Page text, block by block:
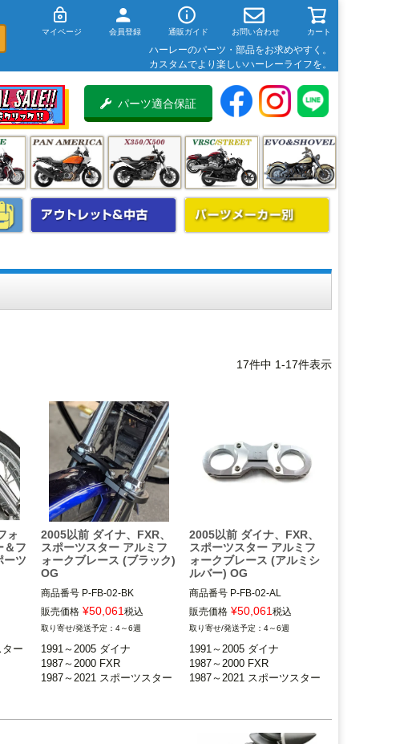
マイページ 会員登録 通販ガイド お問い合わせ カート
ハーレーのパーツ・部品をお求めやすく。
カスタムでより楽しいハーレーライフを。
パーツ適合保証
17件中 1-17件表示
ォ
＆フ
ツ
201
XL
ター
2005以前 ダイナ、FXR、
スポーツスター アルミフ
ォークブレース (ブラック)
OG
商品番号 P-FB-02-BK
販売価格 ¥50,061 税込
4～6週
1991～2005 ダイナ
1987～2000 FXR
1987～2021 スポーツスター
2005以前 ダイナ、FXR、
スポーツスター アルミフ
ォークブレース (アルミシ
ルバー) OG
商品番号 P-FB-02-AL
販売価格 ¥50,061税込
4～6週
1991～2005 ダイナ
1987～2000 FXR
1987～2021 スポーツスター